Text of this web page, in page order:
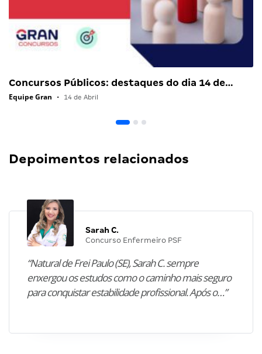
Concursos Públicos: destaques do dia 14 de…
Equipe Gran • 14 de Abril
Depoimentos relacionados
Sarah C.
Concurso Enfermeiro PSF
“Natural de Frei Paulo (SE), Sarah C. sempre
enxergou os estudos como o caminho mais seguro
para conquistar estabilidade profissional. Após o…”